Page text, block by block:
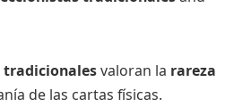
tradicionalesvaloran la rareza
de las cartas físicas.